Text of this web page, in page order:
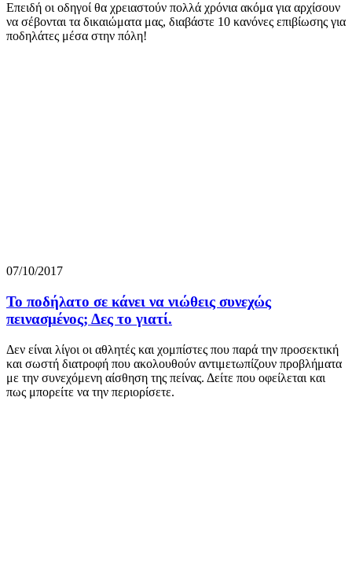
Επειδή οι οδηγοί θα χρειαστούν πολλά χρόνια ακόμα για αρχίσουν
να σέβονται τα δικαιώματα μας, διαβάστε 10 κανόνες επιβίωσης για
ποδηλάτες μέσα στην πόλη!
07/10/2017
Το ποδήλατο σε κάνει να νιώθεις συνεχώς
πεινασμένος; Δες το γιατί.
Δεν είναι λίγοι οι αθλητές και χομπίστες που παρά την προσεκτική
και σωστή διατροφή που ακολουθούν αντιμετωπίζουν προβλήματα
με την συνεχόμενη αίσθηση της πείνας. Δείτε που οφείλεται και
πως μπορείτε να την περιορίσετε.